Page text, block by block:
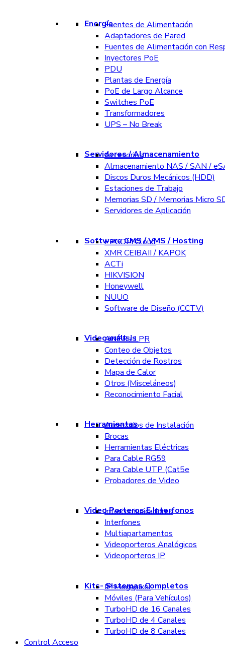
EnergíaFuentes de Alimentación
Adaptadores de Pared
Fuentes de Alimentación con
Inyectores PoE
PDU
Plantas de Energía
PoE de Largo Alcance
Switches PoE
Transformadores
UPS – No Break
Servidores / Almacenamiento
Accesorios
Almacenamiento NAS / SAN /
Discos Duros Mecánicos (HDD)
Estaciones de Trabajo
Memorias SD / Memorias Micro
Servidores de Aplicación
Software CMS / VMS / Hosting
EPCOM Cloud
XMR CEIBAII / KAPOK
ACTi
HIKVISION
Honeywell
NUUO
Software de Diseño (CCTV)
Videoanálisis
ANPR / LPR
Conteo de Objetos
Detección de Rostros
Mapa de Calor
Otros (Misceláneos)
Reconocimiento Facial
Herramientas
Accesorios de Instalación
Brocas
Herramientas Eléctricas
Para Cable RG59
Para Cable UTP (Cat5e
Probadores de Video
Video Porteros E Interfonos
Intercomunicadores
Interfones
Multiapartamentos
Videoporteros Analógicos
Videoporteros IP
Kits- Sistemas Completos
IP Megapixel
Móviles (Para Vehículos)
TurboHD de 16 Canales
TurboHD de 4 Canales
TurboHD de 8 Canales
Control Acceso